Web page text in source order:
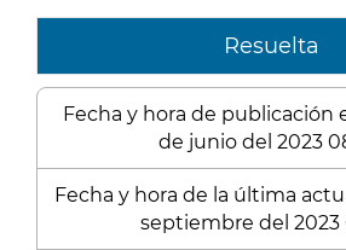
Resuelta
Fecha y hora de publicación
de junio del 2023
Fecha y hora de la última
septiembre del 2023